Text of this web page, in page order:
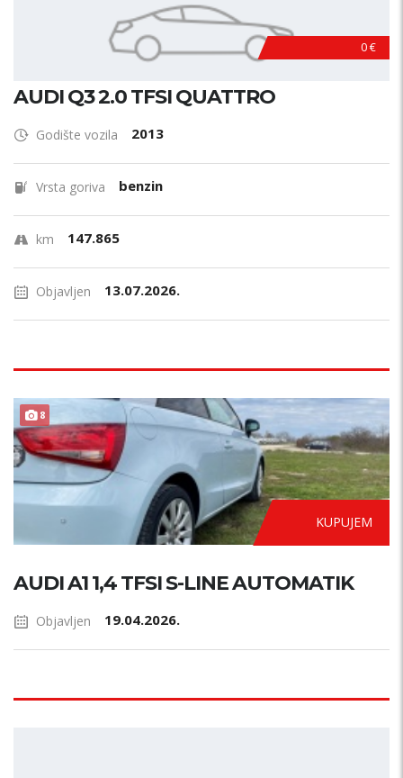
0 €
AUDI Q3 2.0 TFSI QUATTRO
Godište vozila 2013
Vrsta goriva benzin
km 147.865
Objavljen 13.07.2026.
8 AUTOMATIK
KUPUJEM
AUDI A1 1,4 TFSI S-LINE AUTOMATIK
Objavljen 19.04.2026.